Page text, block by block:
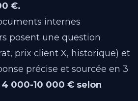
€.
internes
posent une question
prix client X, historique) et
précise et sourcée en 3
4 000-10 000 € selon